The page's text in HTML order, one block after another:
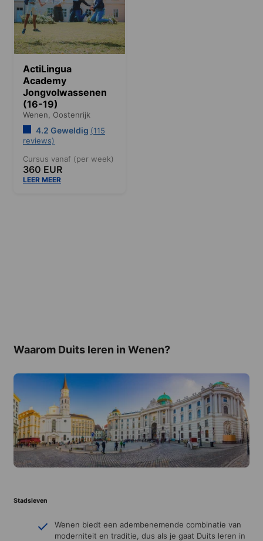
ActiLingua
Academy
Jongvolwassenen
(16-19)
Wenen, Oostenrijk
4.2 Geweldig (115
reviews)
Cursus vanaf (per week)
360 EUR
LEER MEER
Waarom Duits leren in Wenen?
Stadsleven
Wenen biedt een adembenemende combinatie van
moderniteit en traditie, dus als je gaat Duits leren in